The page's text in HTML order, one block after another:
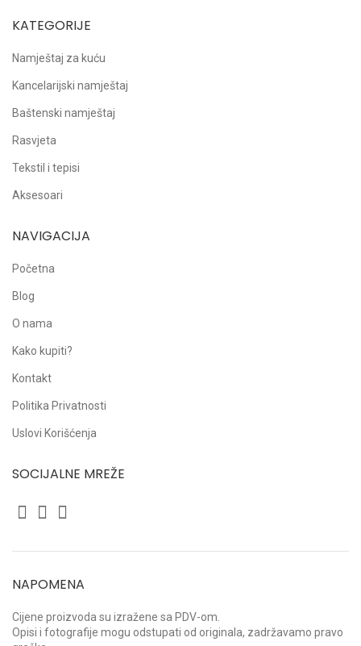
KATEGORIJE
Namještaj za kuću
Kancelarijski namještaj
Baštenski namještaj
Rasvjeta
Tekstil i tepisi
Aksesoari
NAVIGACIJA
Početna
Blog
O nama
Kako kupiti?
Kontakt
Politika Privatnosti
Uslovi Korišćenja
SOCIJALNE MREŽE
NAPOMENA
Cijene proizvoda su izražene sa PDV-om.
Opisi i fotografije mogu odstupati od originala, zadržavamo pravo